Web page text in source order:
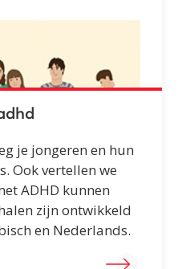
je jongeren en hun
Ook vertellen we
ADHD kunnen
zijn ontwikkeld
en Nederlands.